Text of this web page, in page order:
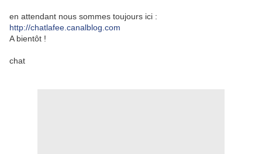
en attendant nous sommes toujours ici :
http://chatlafee.canalblog.com
A bientôt !
chat